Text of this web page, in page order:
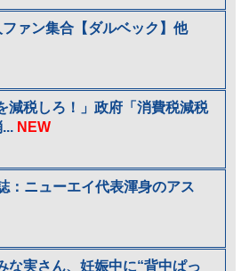
ファン集合【ダルベック】他
減税しろ！」政府「消費税減税
NEW
ニューエイ代表渾身のアス
な実さん、妊娠中に“背中ぱっ